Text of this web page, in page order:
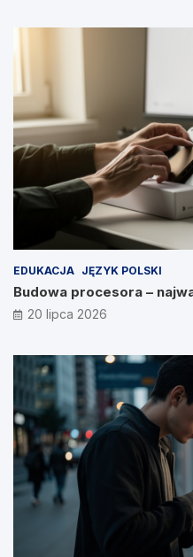
EDUKACJA JĘZYK POLSKI
Budowa procesora –
20 lipca 2026